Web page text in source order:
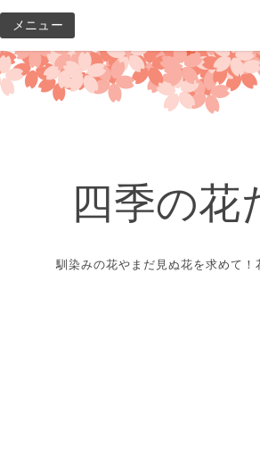
コ
ン
テ
ン
メニュー
四季の花
馴染みの花やまだ見ぬ花を求めて！